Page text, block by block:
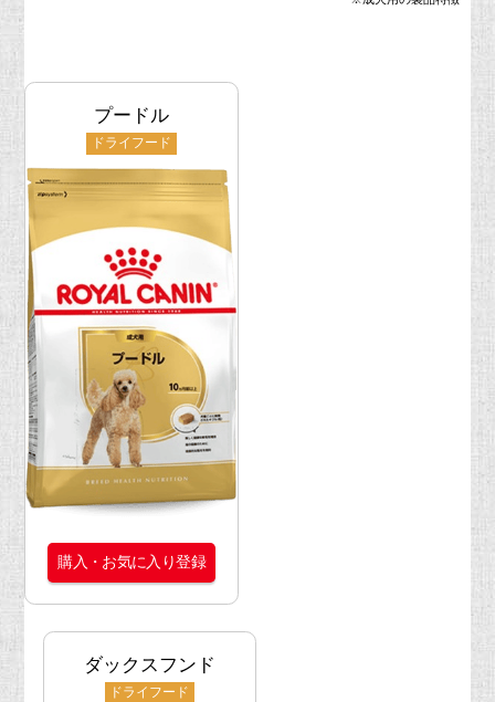
プードル
ドライフード
購入・お気に入り登録
ダックスフンド
ドライフード